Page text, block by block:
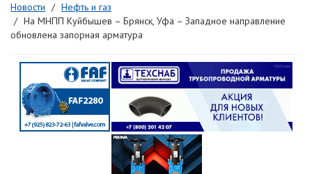
Новости
Нефть и газ
На МНПП Куйбышев – Брянск, Уфа – Западное направление
обновлена запорная арматура